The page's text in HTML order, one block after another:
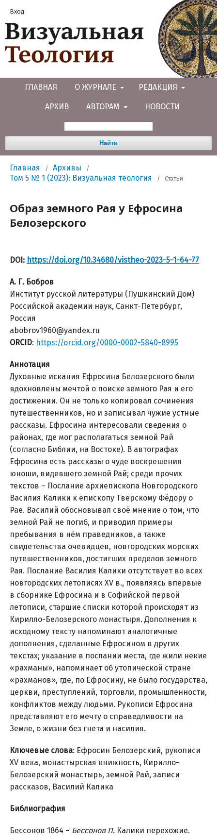
ГЛАВНАЯ О ЖУРНАЛЕ РЕДАКЦИЯ
АРХИВ АВТОРАМ НОВОСТИ
Найти
Вход
Главная / Архивы /
Том 5 № 1 (2023): Визуальная теология / Статьи
Образ земного Рая у Ефросина
Белозерского
DOI: https://doi.org/10.34680/vistheo-2023-5-1-64-77
А. Г. Бобров
Институт русской литературы (Пушкинский Дом)
Российской академии наук, Санкт-Петербург,
Россия
abobrov1960@yandex.ru
ORCID: https://orcid.org/0000-0002-5840-8995
Аннотация
Духовные искания Ефросина Белозерского были
вдохновлены мечтой о поиске земного Рая и его
достижении. Он не только копировал сочинения
путешественников, но и записывал чужие устные
рассказы. Ефросина интересовали сведения о
районах, где мог располагаться земной Рай
(согласно Библии, на Востоке). В автографах
Ефросина есть рассказы о чуде воскрешения
юноши, видевшего земной Рай; среди прочих
текстов – Послание архиепископа Новгородского
Василия Калики к епископу Тверскому Фёдору о
Рае. Василий обосновывал своё мнение о том, что
земной Рай не погиб, и приводил примеры
пребывания в нём праведников, а также
свидетельства очевидцев, новгородских морских
путешественников, достигших пределов земного
Рая. Послание Василия Калики отсутствует во всех
новгородских летописях XV в., появляясь впервые
в сборнике Ефросина и в Софийской первой
летописи, старшие списки которой происходят из
Кирилло-Белозерского монастыря. Дополнения к
исходному тексту напоминают аналогичные
дополнения, сделанные Ефросином в других
текстах; указание в послании места, где жили некие
«рахманы», напоминает об утопической стране
«рахманов», где, по Ефросину, не было государства,
церкви, преступлений, торговли, промышленности,
конфликтов между людьми. Рукописи Ефросина
представляют его мечту о справедливости на
Земле, о жизни без гнета и насилия.
Ключевые слова: Ефросин Белозерский, рукописи
XV века, монастырская книжность, Кирилло-
Белозерский монастырь, земной Рай, записи
рассказов, Василий Калика
Библиография
Бессонов 1864 – Бессонов П. Калики перехожие.